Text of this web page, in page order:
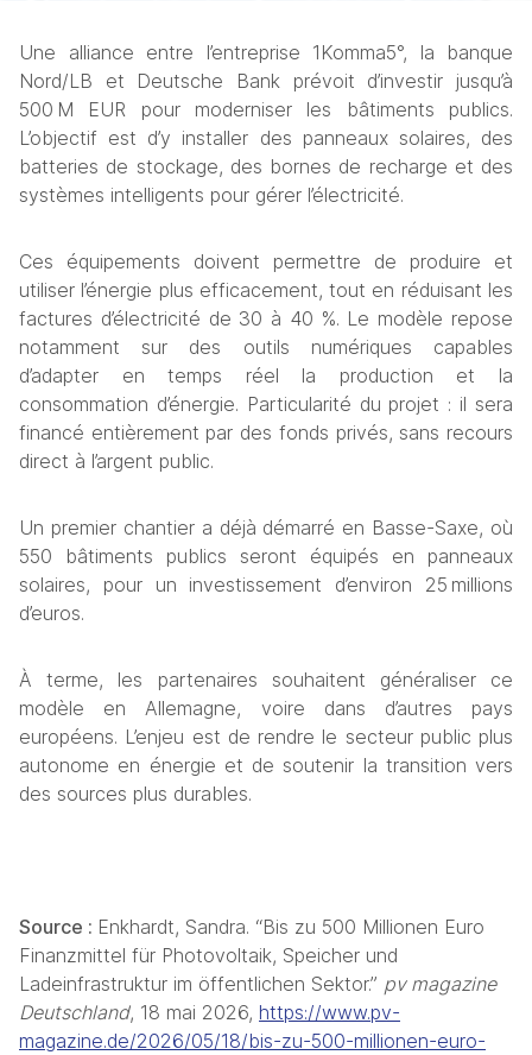
Une alliance entre l’entreprise 1Komma5°, la banque
Nord/LB et Deutsche Bank prévoit d’investir jusqu’à
500 M EUR pour moderniser les bâtiments publics.
L’objectif est d’y installer des panneaux solaires, des
batteries de stockage, des bornes de recharge et des
systèmes intelligents pour gérer l’électricité.
Ces équipements doivent permettre de produire et
utiliser l’énergie plus efficacement, tout en réduisant les
factures d’électricité de 30 à 40 %. Le modèle repose
notamment sur des outils numériques capables
d’adapter en temps réel la production et la
consommation d’énergie. Particularité du projet : il sera
financé entièrement par des fonds privés, sans recours
direct à l’argent public.
Un premier chantier a déjà démarré en Basse-Saxe, où
550 bâtiments publics seront équipés en panneaux
solaires, pour un investissement d’environ 25 millions
d’euros.
À terme, les partenaires souhaitent généraliser ce
modèle en Allemagne, voire dans d’autres pays
européens. L’enjeu est de rendre le secteur public plus
autonome en énergie et de soutenir la transition vers
des sources plus durables.
Source : Enkhardt, Sandra. “Bis zu 500 Millionen Euro
Finanzmittel für Photovoltaik, Speicher und
Ladeinfrastruktur im öffentlichen Sektor.” pv magazine
Deutschland, 18 mai 2026, https://www.pv-
magazine.de/2026/05/18/bis-zu-500-millionen-euro-